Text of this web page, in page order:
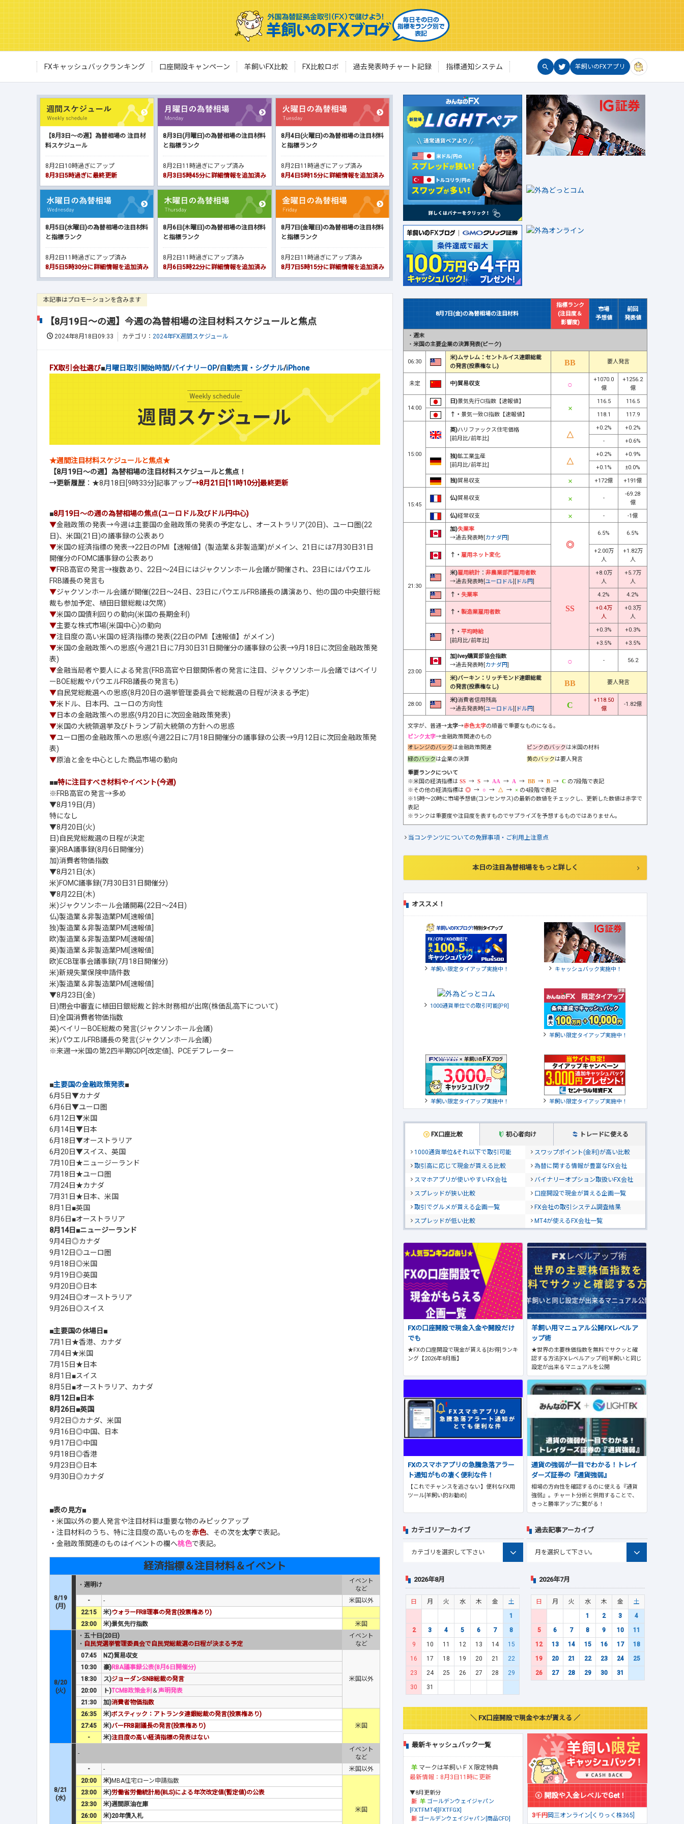
FXキャッシュバックランキング 口座開設キャンペーン 羊飼いFX比較 FX比較ロボ 過去発表時チャート記録 指標通知システム 羊飼いのFXアプリ
【8月3日～の週】為替相場の 注目材
料スケジュール
8月2日10時過ぎにアップ
8月3日5時過ぎに最終更新
8月3日(月曜日)の為替相場の注目材料
と指標ランク
8月2日11時過ぎにアップ済み
8月3日5時45分に詳細情報を追加済み
8月4日(火曜日)の為替相場の注目材料
と指標ランク
8月2日11時過ぎにアップ済み
8月4日5時15分に詳細情報を追加済み
8月5日(水曜日)の為替相場の注目材料
と指標ランク
8月2日11時過ぎにアップ済み
8月5日5時30分に詳細情報を追加済み
8月6日(木曜日)の為替相場の注目材料
と指標ランク
8月2日11時過ぎにアップ済み
8月6日5時22分に詳細情報を追加済み
8月7日(金曜日)の為替相場の注目材料
と指標ランク
8月2日11時過ぎにアップ済み
8月7日5時15分に詳細情報を追加済み
本記事はプロモーションを含みます
【8月19日～の週】今週の為替相場の注目材料スケジュールと焦点
2024年8月18日09:33 カテゴリ： 2024年FX週間スケジュール
FX取引会社選び■月曜日取引開始時間/バイナリーOP/自動売買・シグナル/iPhone
★週間注目材料スケジュールと焦点★
【8月19日～の週】為替相場の注目材料スケジュールと焦点！
→更新履歴 ：★8月18日[9時33分]記事アップ→8月21日[11時10分]最終更新
■8月19日～の週の為替相場の焦点(ユーロドル及びドル円中心)
▼金融政策の発表→今週は主要国の金融政策の発表の予定なし、オーストラリア(20日)、ユーロ圏(22
日)、米国(21日)の議事録の公表あり
▼米国の経済指標の発表→22日のPMI【速報値】(製造業＆非製造業)がメイン、21日には7月30日31日
開催分のFOMC議事録の公表あり
▼FRB高官の発言→複数あり、22日～24日にはジャクソンホール会議が開催され、23日にはパウエル
FRB議長の発言も
▼ジャクソンホール会議が開催(22日～24日、23日にパウエルFRB議長の講演あり、他の国の中央銀行総
裁も参加予定、植田日銀総裁は欠席)
▼米国の国債利回りの動向(米国の長期金利)
▼主要な株式市場(米国中心)の動向
▼注目度の高い米国の経済指標の発表(22日のPMI【速報値】がメイン)
▼米国の金融政策への思惑(今週21日に7月30日31日開催分の議事録の公表→9月18日に次回金融政策発
表)
▼金融当局者や要人による発言(FRB高官や日銀関係者の発言に注目、ジャクソンホール会議ではベイリ
ーBOE総裁やパウエルFRB議長の発言も)
▼自民党総裁選への思惑(8月20日の選挙管理委員会で総裁選の日程が決まる予定)
▼米ドル、日本円、ユーロの方向性
▼日本の金融政策への思惑(9月20日に次回金融政策発表)
▼米国の大統領選挙及びトランプ前大統領の方針への思惑
▼ユーロ圏の金融政策への思惑(今週22日に7月18日開催分の議事録の公表→9月12日に次回金融政策発
表)
▼原油と金を中心とした商品市場の動向
■■特に注目すべき材料やイベント(今週)
※FRB高官の発言→多め
▼8月19日(月)
特になし
▼8月20日(火)
日)自民党総裁選の日程が決定
豪)RBA議事録(8月6日開催分)
加)消費者物価指数
▼8月21日(水)
米)FOMC議事録(7月30日31日開催分)
▼8月22日(木)
米)ジャクソンホール会議開幕(22日～24日)
仏)製造業＆非製造業PMI[速報値]
独)製造業＆非製造業PMI[速報値]
欧)製造業＆非製造業PMI[速報値]
英)製造業＆非製造業PMI[速報値]
欧)ECB理事会議事録(7月18日開催分)
米)新規失業保険申請件数
米)製造業＆非製造業PMI[速報値]
▼8月23日(金)
日)閉会中審査に植田日銀総裁と鈴木財務相が出席(株価乱高下について)
日)全国消費者物価指数
英)ベイリーBOE総裁の発言(ジャクソンホール会議)
米)パウエルFRB議長の発言(ジャクソンホール会議)
※来週→米国の第2四半期GDP[改定値]、PCEデフレーター
■主要国の金融政策発表■
6月5日▼カナダ
6月6日▼ユーロ圏
6月12日▼米国
6月14日▼日本
6月18日▼オーストラリア
6月20日▼スイス、英国
7月10日★ニュージーランド
7月18日★ユーロ圏
7月24日★カナダ
7月31日★日本、米国
8月1日■英国
8月6日■オーストラリア
8月14日■ニュージーランド
9月4日◎カナダ
9月12日◎ユーロ圏
9月18日◎米国
9月19日◎英国
9月20日◎日本
9月24日◎オーストラリア
9月26日◎スイス
■主要国の休場日■
7月1日★香港、カナダ
7月4日★米国
7月15日★日本
8月1日■スイス
8月5日■オーストラリア、カナダ
8月12日■日本
8月26日■英国
9月2日◎カナダ、米国
9月16日◎中国、日本
9月17日◎中国
9月18日◎香港
9月23日◎日本
9月30日◎カナダ
■表の見方■
・米国以外の要人発言や注目材料は重要な物のみピックアップ
・注目材料のうち、特に注目度の高いものを赤色、その次を太字で表記。
・金融政策関連のものはイベントの欄へ桃色で表記。
経済指標＆注目材料＆イベント
8/19
(月)
・ 週明け
イベント
など
-
-
米国以外
22:15
米)ウォラーFRB理事の発言(投票権あり)
23:00
米)景気先行指数 米国
8/20
(火)
・ 五十日(20日)
・ 自民党選挙管理委員会で自民党総裁選の日程が決まる予定
イベント
など
07:45
NZ)貿易収支
米国以外
10:30 豪)RBA議事録公表(8月6日開催分)
18:30
ス)ジョーダンSNB総裁の発言
20:00
ト)TCMB政策金利 ＆声明発表
21:30
加)消費者物価指数
26:35
米)ボスティック：アトランタ連銀総裁の発言(投票権あり)
米国
27:45 米)バーFRB副議長の発言(投票権あり)
-
米)注目度の高い経済指標の発表はない
8/21
(水)
-
イベント
など
-
-
米国以外
20:00
米)MBA住宅ローン申請指数
米国
23:00 米)労働省労働統計局(BLS)による年次改定値(暫定値)の公表
23:30
米)週間原油在庫
26:00
米)20年債入札
8月7日(金)の為替相場の注目材料
指標ランク
(注目度＆
影響度)
市場
予想値
前回
発表値
・ 週末
・ 米国の主要企業の決算発表(ピーク)
06:30
米)ムサレム：セントルイス連銀総裁
の発言(投票権なし)
要人発言
未定 中)貿易収支
+1070.0
億
+1256.2
億
14:00
日)景気先行CI指数【速報値】 116.5
116.5
↑・ 景気一致CI指数【速報値】 118.1 117.9
15:00
英)ハリファックス住宅価格
[前月比/前年比]
+0.2%
+0.2%
-
+0.6%
独)鉱工業生産
[前月比/前年比]
+0.2%
+0.9%
+0.1%
±0.0%
独)貿易収支 +172億 +191億
15:45
仏)貿易収支 -
-69.28
億
仏)経常収支 - -1億
21:30
加)失業率
→過去発表時[カナダ円]
6.5% 6.5%
↑・ 雇用ネット変化
+2.00万
人
+1.82万
人
米)雇用統計 ： 非農業部門雇用者数
→過去発表時[ユーロドル][ ドル円]
+8.0万
人
+5.7万
人
↑・ 失業率 4.2% 4.2%
↑・ 製造業雇用者数
+0.4万
人
+0.3万
人
↑・ 平均時給
[前月比/前年比]
+0.3%
+0.3%
+3.5%
+3.5%
23:00
加)Ivey購買部協会指数
→過去発表時[カナダ円]
- 56.2
米)バーキン：リッチモンド連銀総裁
の発言(投票権なし)
要人発言
28:00
米)消費者信用残高
→過去発表時[ユーロドル][ ドル円]
+118.50
億
-1.82億
文字が、普通→太字→赤色太字の順番で重要なものになる。
ピンク太字→金融政策関連のもの
オレンジのバックは金融政策関連 ピンクのバックは米国の材料
緑のバックは企業の決算 黄のバックは要人発言
重要ランクについて
※米国の経済指標は
→ → → → → →
の7段階で表記
※その他の経済指標は
→ → →
の4段階で表記
※15時～20時に市場予想値(コンセンサス)の最新の数値をチェックし、更新した数値は赤字で
表記
※ランクは重要度や注目度を表すものでサプライズを予想するものではありません。
当コンテンツについての免罪事項・ご利用上注意点
本日の注目為替相場をもっと詳しく
オススメ！
羊飼い限定タイアップ実施中！ キャッシュバック実施中！
1000通貨単位での取引可能[PR]
羊飼い限定タイアップ実施中！
羊飼い限定タイアップ実施中！ 羊飼い限定タイアップ実施中！
FX口座比較 初心者向け トレードに使える
1000通貨単位&それ以下で取引可能
スワップポイント(金利)が高い比較
取引高に応じて現金が貰える比較
為替に関する情報が豊富なFX会社
スマホアプリが使いやすいFX会社
バイナリーオプション取扱いFX会社
スプレッドが狭い比較
口座開設で現金が貰える企画一覧
取引でグルメが貰える企画一覧
FX会社の取引システム調査結果
スプレッドが低い比較
MT4が使えるFX会社一覧
FXの口座開設で現金入金や開設だけ
でも
★FXの口座開設で現金が貰える[お得]ランキ
ング【2026年8月版】
羊飼い用マニュアル公開FXレベルア
ップ術
★世界の主要株価指数を無料でサクッと確
認する方法[FXレベルアップ術]羊飼いと同じ
設定が出来るマニュアルを公開
FXのスマホアプリの急騰急落アラー
ト通知がもの凄く便利な件！
【これでチャンスを逃さない】便利なFX用
ツール[羊飼い的お勧め]
通貨の強弱が一目でわかる！トレイ
ダーズ証券の『通貨強弱』
相場の方向性を確認するのに使える『通貨
強弱』。チャート分析と併用することで、
きっと勝率アップに繋がる！
カテゴリアーカイブ 過去記事アーカイブ
2026年8月
日 月 火 水 木 金
土
1
2
3 4 5 6 7
8
9
10 11 12 13 14
15
16
17 18 19 20 21
22
23
24 25 26 27 28
29
30
31
2026年7月
日 月 火 水 木 金
土
1
2 3
4
5
6 7 8 9 10
11
12
13 14 15 16 17
18
19
20 21 22 23 24
25
26
27 28 29 30 31
＼ FX口座開設で現金や本が貰える ／
最新キャッシュバック一覧
マークは羊飼いＦＸ限定特典
最新情報：8月3日11時に更新
▼8月更新分
ゴールデンウェイジャパン
[FXTFMT4][FXTFGX]
ゴールデンウェイジャパン[商品CFD]
開設や入金レベルでGet！
3千円岡三オンライン[くりっく株365]